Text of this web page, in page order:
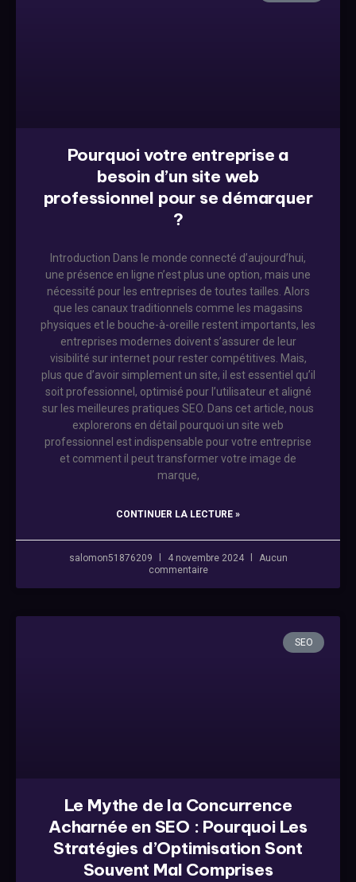
Pourquoi votre entreprise a
besoin d’un site web
professionnel pour se démarquer
?
Introduction Dans le monde connecté d’aujourd’hui,
une présence en ligne n’est plus une option, mais une
nécessité pour les entreprises de toutes tailles. Alors
que les canaux traditionnels comme les magasins
physiques et le bouche-à-oreille restent importants, les
entreprises modernes doivent s’assurer de leur
visibilité sur internet pour rester compétitives. Mais,
plus que d’avoir simplement un site, il est essentiel qu’il
soit professionnel, optimisé pour l’utilisateur et aligné
sur les meilleures pratiques SEO. Dans cet article, nous
explorerons en détail pourquoi un site web
professionnel est indispensable pour votre entreprise
et comment il peut transformer votre image de
marque,
CONTINUER LA LECTURE »
salomon51876209 4 novembre 2024
Aucun
commentaire
SEO
Le Mythe de la Concurrence
Acharnée en SEO : Pourquoi Les
Stratégies d’Optimisation Sont
Souvent Mal Comprises